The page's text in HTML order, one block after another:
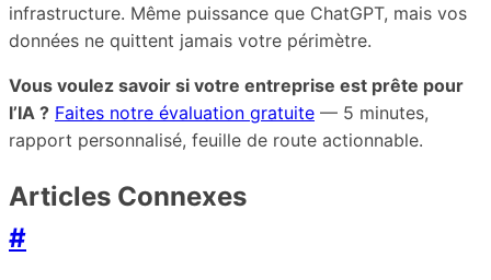
infrastructure. Même puissance que ChatGPT, mais vos
données ne quittent jamais votre périmètre.
Vous voulez savoir si votre entreprise est prête pour
l’IA ? Faites notre évaluation gratuite — 5 minutes,
rapport personnalisé, feuille de route actionnable.
Articles Connexes
#